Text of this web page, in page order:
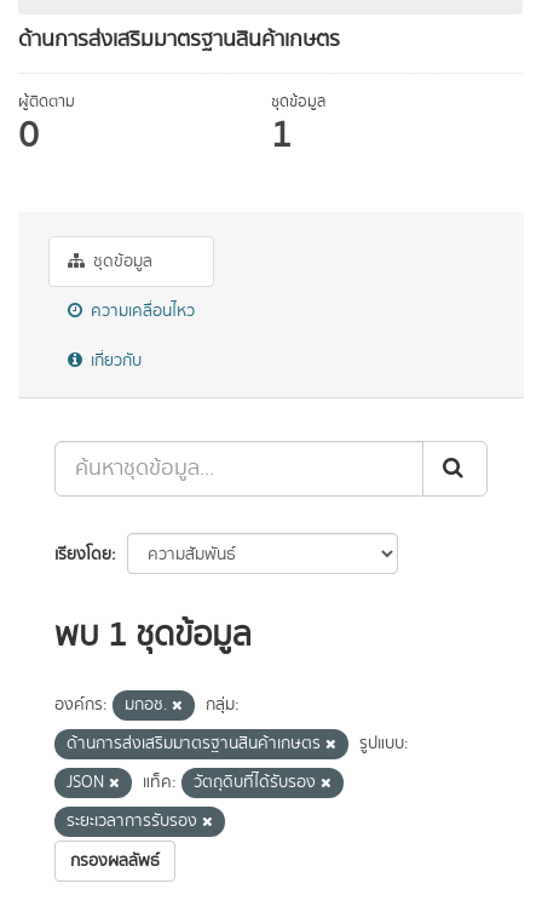
ด้านการส่งเสริมมาตรฐานสินค้าเกษตร
ผู้ติดตาม
0
ชุดข้อมูล
1
ชุดข้อมูล
ความเคลื่อนไหว
เกี่ยวกับ
เรียงโดย
พบ 1 ชุดข้อมูล
องค์กร: มกอช.
กลุ่ม:
ด้านการส่งเสริมมาตรฐานสินค้าเกษตร
รูปแบบ:
JSON
แท็ค:
วัตถุดิบที่ได้รับรอง
ระยะเวลาการรับรอง
กรองผลลัพธ์